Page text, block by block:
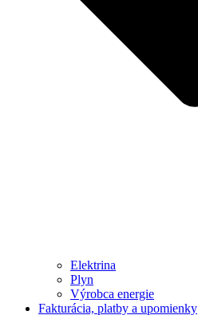
Elektrina
Plyn
Výrobca energie
Fakturácia, platby a upomienky